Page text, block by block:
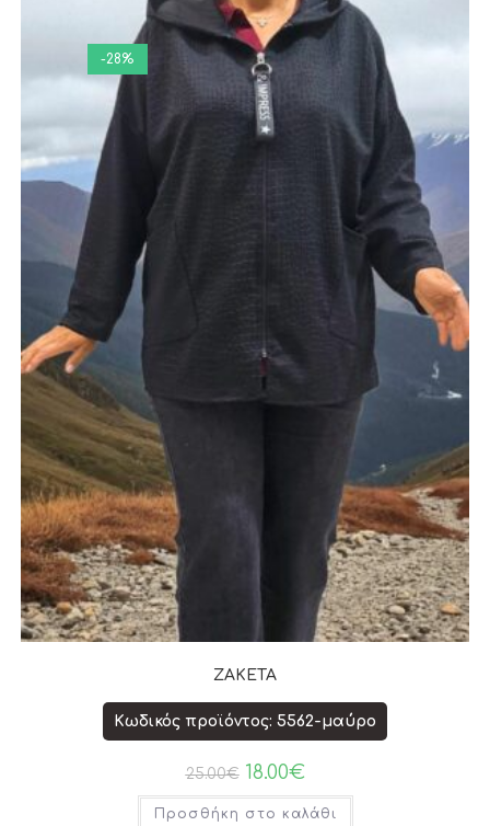
-28%
ΖΑΚΕΤΑ
Κωδικός προϊόντος: 5562-μαύρο
25.00€ 18.00€
Προσθήκη στο καλάθι